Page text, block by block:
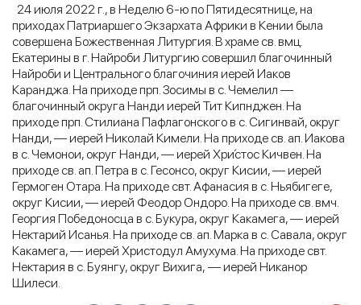
24 июля 2022 г., в Неделю 6-ю по Пятидесятнице, на
приходах Патриаршего Экзархата Африки в Кении была
совершена Божественная Литургия. В храме св. вмц.
Екатерины в г. Найроби Литургию совершил благочинный
Найроби и Центрального благочиния иерей Иаков
Каранджа. На приходе прп. Зосимы в с. Чемелил —
благочинный округа Нанди иерей Тит Кипнджен. На
приходе прп. Стилиана Пафлагонского в с. Сигинвай, округ
Нанди, — иерей Николай Кимели. На приходе св. ап. Иакова
в с. Чемонои, округ Нанди, — иерей Хри́стос Кичвен. На
приходе св. ап. Петра в с. Гесонсо, округ Кисии, — иерей
Гермоген Отара. На приходе свт. Афанасия в с. Ньябигеге,
округ Кисии, — иерей Феодор Ондоро. На приходе св. вмч.
Георгия Победоносца в с. Букура, округ Какамега, — иерей
Нектарий Исанья. На приходе св. ап. Марка в с. Савала, округ
Какамега, — иерей Христодул Амухума. На приходе свт.
Нектария в с. Буянгу, округ Вихига, — иерей Никанор
Шилеси.